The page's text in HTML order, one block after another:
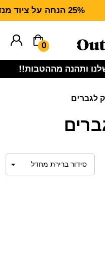
25% הנחה על ציוד מנדף CARHARTT FORCE
0
ותהנה מההטבות!!
לגברים